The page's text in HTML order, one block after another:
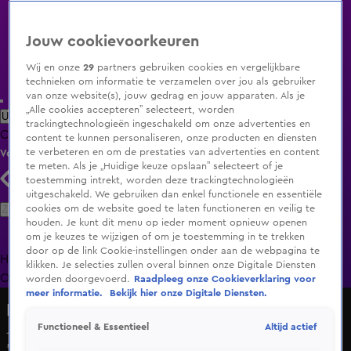
Uitzending Gemist Populaire programma's Zenders Genres
ClipsFilmsRadioSmart TV inlogShop
Volg KIJK
Zoeken
HomeUitzending Gemist Programma's De Bondgenoten
OranjezomerLivestreamsShop
Job Knoester wekt verbazing met opvallende uitspraak:
Jouw cookievoorkeuren
Wij en onze29 partners gebruiken cookies en vergelijkbare
technieken om informatie te verzamelen over jou als gebruiker
van onze website(s), jouw gedrag en jouw apparaten. Als je
„Alle cookies accepteren” selecteert, worden
trackingtechnologieën ingeschakeld om onze advertenties en
content te kunnen personaliseren, onze producten en diensten
te verbeteren en om de prestaties van advertenties en content
te meten. Als je „Huidige keuze opslaan” selecteert of je
toestemming intrekt, worden deze trackingtechnologieën
uitgeschakeld. We gebruiken dan enkel functionele en essentiële
cookies om de website goed te laten functioneren en veilig te
houden. Je kunt dit menu op ieder moment opnieuw openen
om je keuzes te wijzigen of om je toestemming in te trekken
door op de link Cookie-instellingen onder aan de webpagina te
klikken. Je selecties zullen overal binnen onze Digitale Diensten
worden doorgevoerd.
Raadpleeg onze Cookieverklaring voor
meer informatie.
Bekijk hier onze Digitale Diensten.
Functioneel & Essentieel Altijd actief